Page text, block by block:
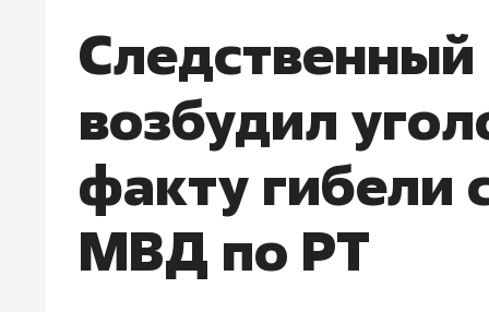
возбудил
факту гибели
МВД по РТ
правил, бизнес может
потерять минимум
Как бизнесу выйти на зарубежные
рынки, почему надо знать
чем интересен Оман?